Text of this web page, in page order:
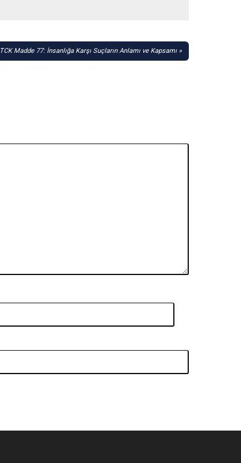
TCK Madde 77: İnsanlığa Karşı Suçların Anlamı ve Kapsamı